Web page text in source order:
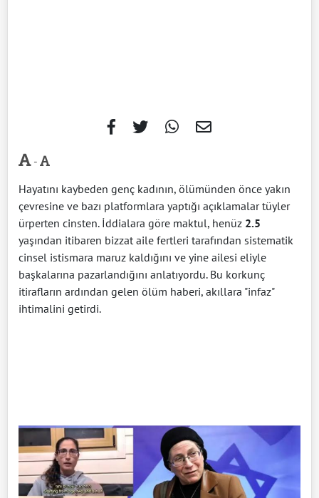
-
Hayatını kaybeden genç kadının, ölümünden önce yakın
çevresine ve bazı platformlara yaptığı açıklamalar tüyler
ürperten cinsten. İddialara göre maktul, henüz 2.5
yaşından itibaren bizzat aile fertleri tarafından sistematik
cinsel istismara maruz kaldığını ve yine ailesi eliyle
başkalarına pazarlandığını anlatıyordu. Bu korkunç
itirafların ardından gelen ölüm haberi, akıllara "infaz"
ihtimalini getirdi.